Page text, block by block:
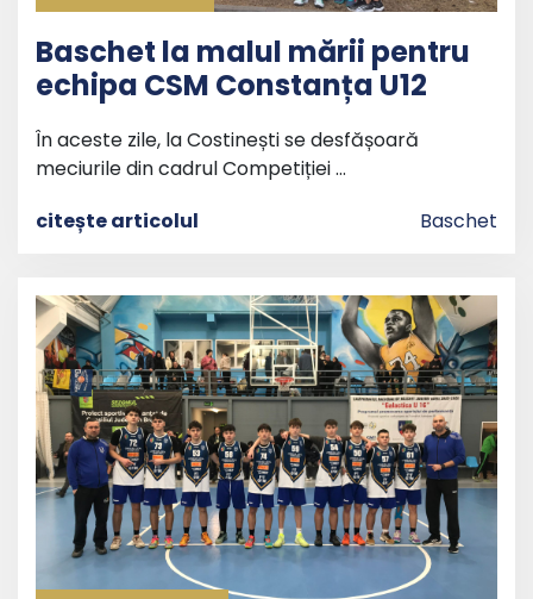
Baschet la malul mării pentru
echipa CSM Constanța U12
În aceste zile, la Costinești se desfășoară
meciurile din cadrul Competiției …
citește articolul
Baschet